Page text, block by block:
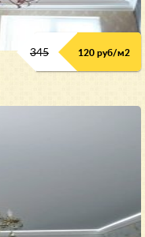
345 120 руб/м2